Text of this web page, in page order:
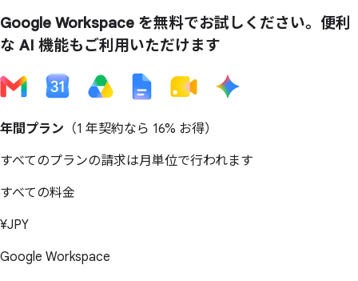
Google Workspace を無料でお試しください。 便利
な AI 機能もご利用いただけます
年間プラン （1 年契約なら 16% お得）
すべてのプランの請求は月単位で行われます
すべての料金
¥JPY
Google Workspace